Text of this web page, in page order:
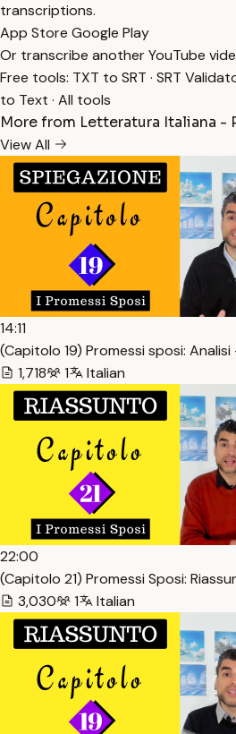
transcriptions.
App Store Google Play
Or transcribe another YouTube
Free tools: TXT to SRT · SRT
to Text · All tools
More from Letteratura Italiana -
View All
14:11
(Capitolo 19) Promessi sposi:
1,718
1 Italian
22:00
(Capitolo 21) Promessi Sposi:
3,030
1 Italian